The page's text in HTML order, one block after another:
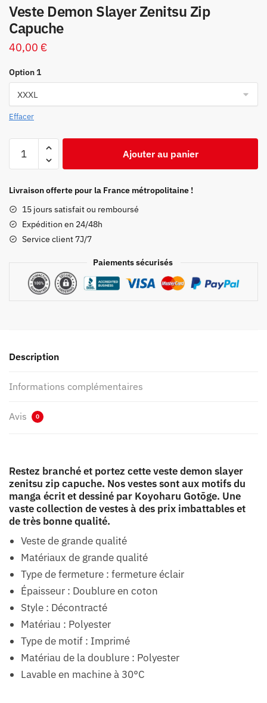
Veste Demon Slayer Zenitsu Zip
Capuche
40,00 €
Option 1
Effacer
Demon
Zenitsu
Zip
Capuche
Ajouter au panier
Livraison offerte pour la France métropolitaine !
15 jours satisfait ou remboursé
Expédition en 24/48h
Service client 7J/7
Paiements sécurisés
Description
Informations complémentaires
Avis 0
Restez branché et portez cette veste demon slayer
zenitsu zip capuche. Nos vestes sont aux motifs du
manga écrit et dessiné par Koyoharu Gotōge. Une
vaste collection de vestes à des prix imbattables et
de très bonne qualité.
Veste de grande qualité
Matériaux de grande qualité
Type de fermeture : fermeture éclair
Épaisseur : Doublure en coton
Style : Décontracté
Matériau : Polyester
Type de motif : Imprimé
Matériau de la doublure : Polyester
Lavable en machine à 30°C